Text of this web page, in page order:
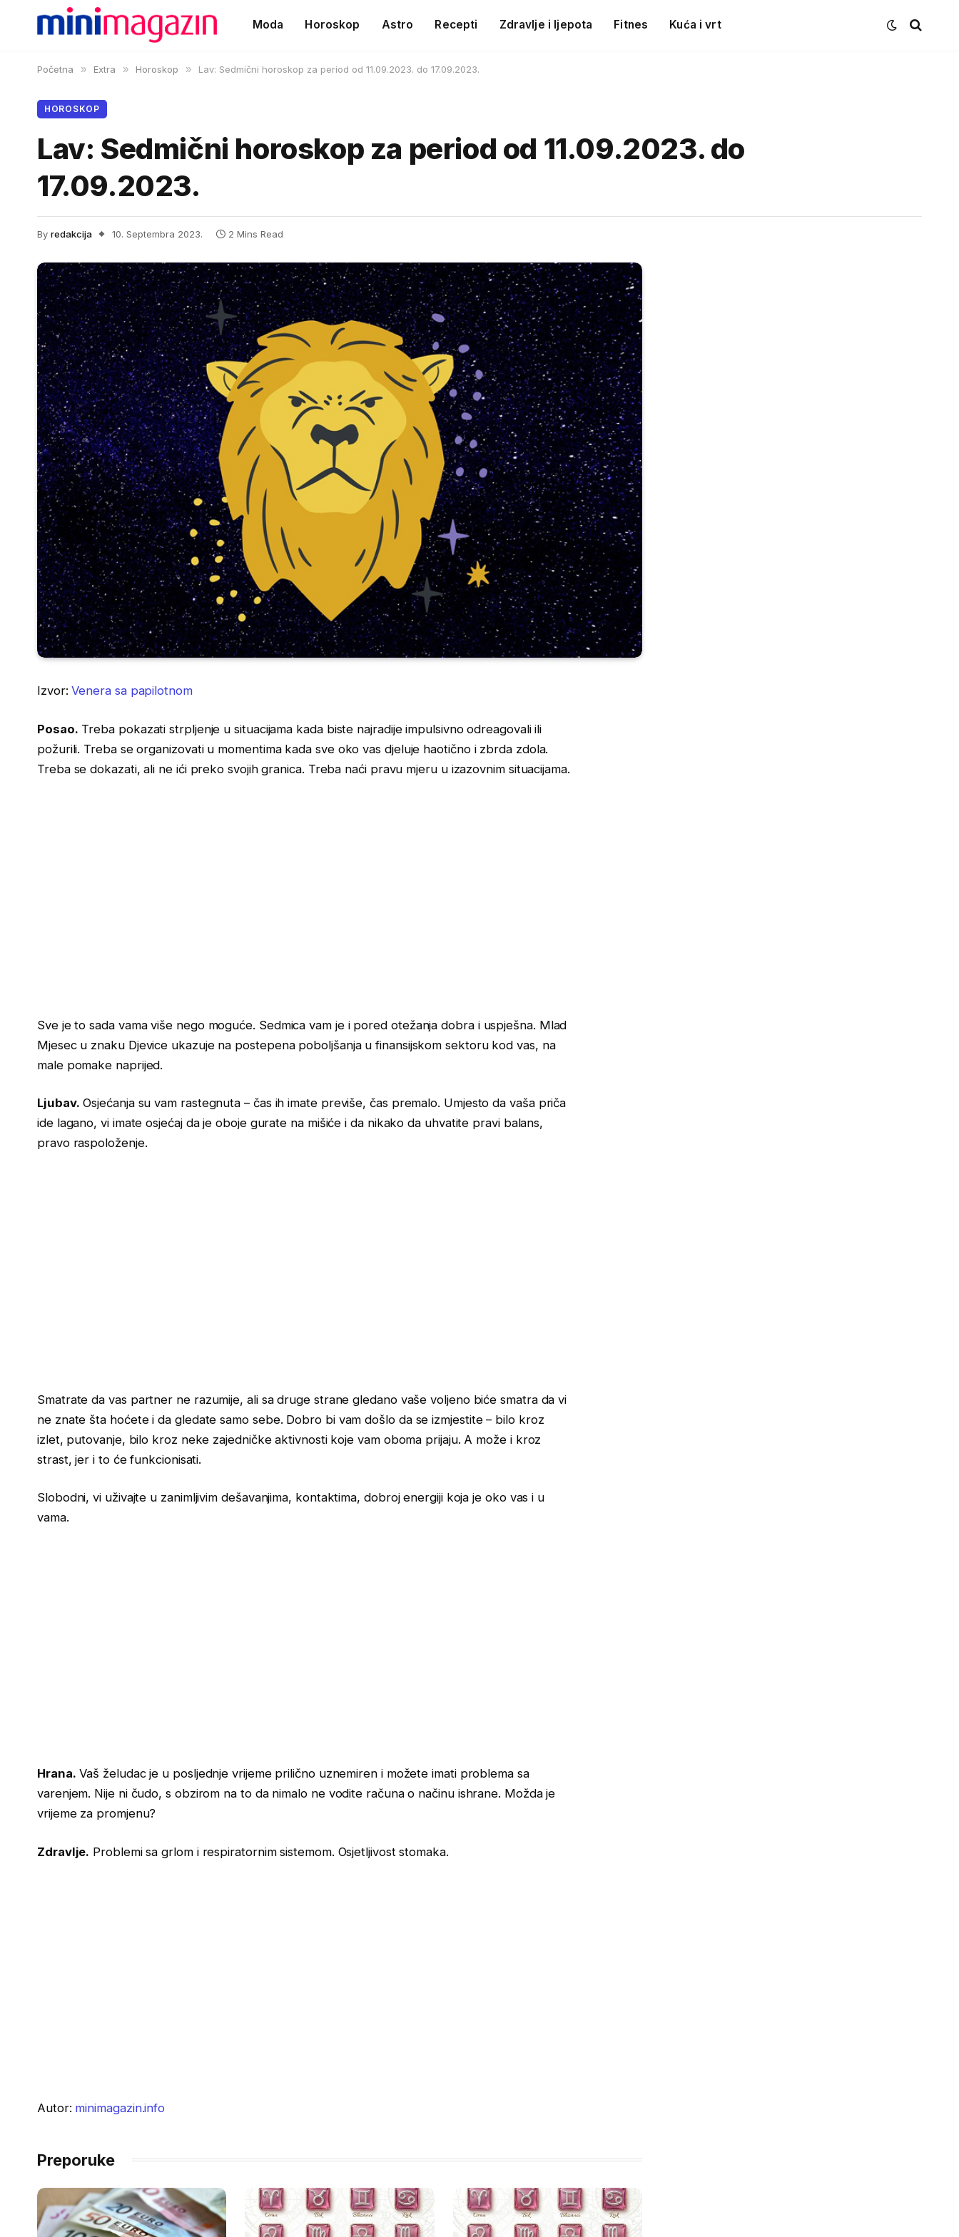
Moda Horoskop Astro Recepti Zdravlje i ljepota Fitnes Kuća i vrt
Početna » Extra » Horoskop » Lav: Sedmični horoskop za period od 11.09.2023. do 17.09.2023.
HOROSKOP
Lav: Sedmični horoskop za period od 11.09.2023. do
17.09.2023.
By redakcija 10. Septembra 2023. 2 Mins Read
Izvor:Venera sa papilotnom
Posao. Treba pokazati strpljenje u situacijama kada biste najradije impulsivno odreagovali ili
požurili. Treba se organizovati u momentima kada sve oko vas djeluje haotično i zbrda zdola.
Treba se dokazati, ali ne ići preko svojih granica. Treba naći pravu mjeru u izazovnim situacijama.
Sve je to sada vama više nego moguće. Sedmica vam je i pored otežanja dobra i uspješna. Mlad
Mjesec u znaku Djevice ukazuje na postepena poboljšanja u finansijskom sektoru kod vas, na
male pomake naprijed.
Ljubav. Osjećanja su vam rastegnuta – čas ih imate previše, čas premalo. Umjesto da vaša priča
ide lagano, vi imate osjećaj da je oboje gurate na mišiće i da nikako da uhvatite pravi balans,
pravo raspoloženje.
Smatrate da vas partner ne razumije, ali sa druge strane gledano vaše voljeno biće smatra da vi
ne znate šta hoćete i da gledate samo sebe. Dobro bi vam došlo da se izmjestite – bilo kroz
izlet, putovanje, bilo kroz neke zajedničke aktivnosti koje vam oboma prijaju. A može i kroz
strast, jer i to će funkcionisati.
Slobodni, vi uživajte u zanimljivim dešavanjima, kontaktima, dobroj energiji koja je oko vas i u
vama.
Hrana. Vaš želudac je u posljednje vrijeme prilično uznemiren i možete imati problema sa
varenjem. Nije ni čudo, s obzirom na to da nimalo ne vodite računa o načinu ishrane. Možda je
vrijeme za promjenu?
Zdravlje. Problemi sa grlom i respiratornim sistemom. Osjetljivost stomaka.
Autor: minimagazin.info
Preporuke